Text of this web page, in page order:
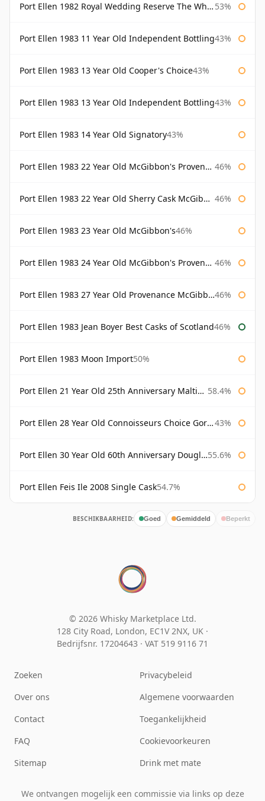
Port Ellen 1982 Royal Wedding Reserve The Whisky Exchange 53%
Port Ellen 1983 11 Year Old Independent Bottling43%
Port Ellen 1983 13 Year Old Cooper's Choice43%
Port Ellen 1983 13 Year Old Independent Bottling43%
Port Ellen 1983 14 Year Old Signatory43%
Port Ellen 1983 22 Year Old McGibbon's Provenance 46%
Port Ellen 1983 22 Year Old Sherry Cask McGibbon's Provenance 46%
Port Ellen 1983 23 Year Old McGibbon's46%
Port Ellen 1983 24 Year Old McGibbon's Provenance 46%
Port Ellen 1983 27 Year Old Provenance McGibbon's 46%
Port Ellen 1983 Jean Boyer Best Casks of Scotland46%
Port Ellen 1983 Moon Import50%
Port Ellen 21 Year Old 25th Anniversary Maltings 58.4%
Port Ellen 28 Year Old Connoisseurs Choice Gordon & MacPhail 43%
Port Ellen 30 Year Old 60th Anniversary Douglas Laing 55.6%
Port Ellen Feis Ile 2008 Single Cask54.7%
BESCHIKBAARHEID: Goed Gemiddeld Beperkt
© 2026 Whisky Marketplace Ltd.
128 City Road, London, EC1V 2NX, UK ·
Bedrijfsnr. 17204643 · VAT 519 9116 71
Zoeken
Over ons
Contact
FAQ
Sitemap
Privacybeleid
Algemene voorwaarden
Toegankelijkheid
Cookievoorkeuren
Drink met mate
We ontvangen mogelijk een commissie via links op deze